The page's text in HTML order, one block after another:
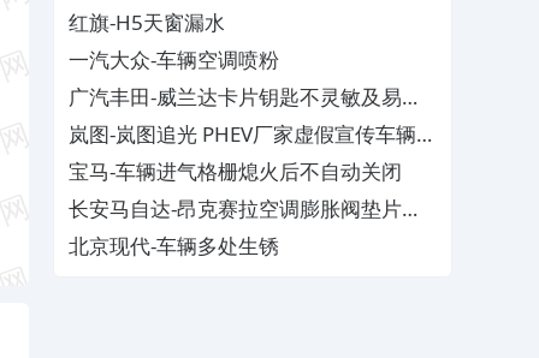
红旗-H5天窗漏水
一汽大众-车辆空调喷粉
广汽丰田-威兰达卡片钥匙不灵敏及易消
磁
岚图-岚图追光 PHEV厂家虚假宣传车辆配
置与功能
宝马-车辆进气格栅熄火后不自动关闭
长安马自达-昂克赛拉空调膨胀阀垫片生
锈
北京现代-车辆多处生锈